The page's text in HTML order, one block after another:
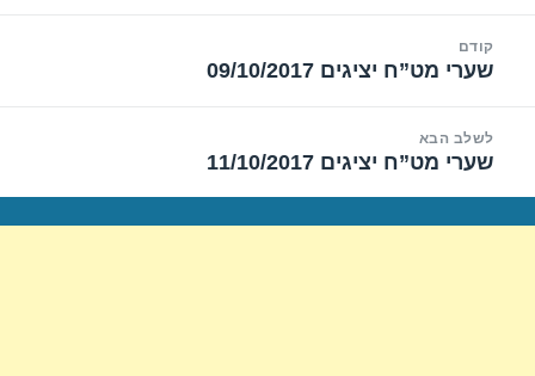
קודם
הפוסט
שערי מט”ח יציגים 09/10/2017
לשלב הבא
הפוסט
שערי מט”ח יציגים 11/10/2017